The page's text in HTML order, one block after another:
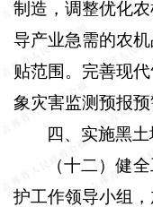
制造，调整优化
导产业急需的农
贴范围。完善现
象灾害监测预报预
四、实施黑
（十二）健
护工作领导小组